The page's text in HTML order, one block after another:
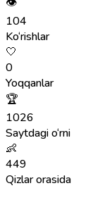
104
Ko‘rishlar
🤍
0
Yoqqanlar
🏆
1026
Saytdagi o‘rni
👶
449
Qizlar orasida